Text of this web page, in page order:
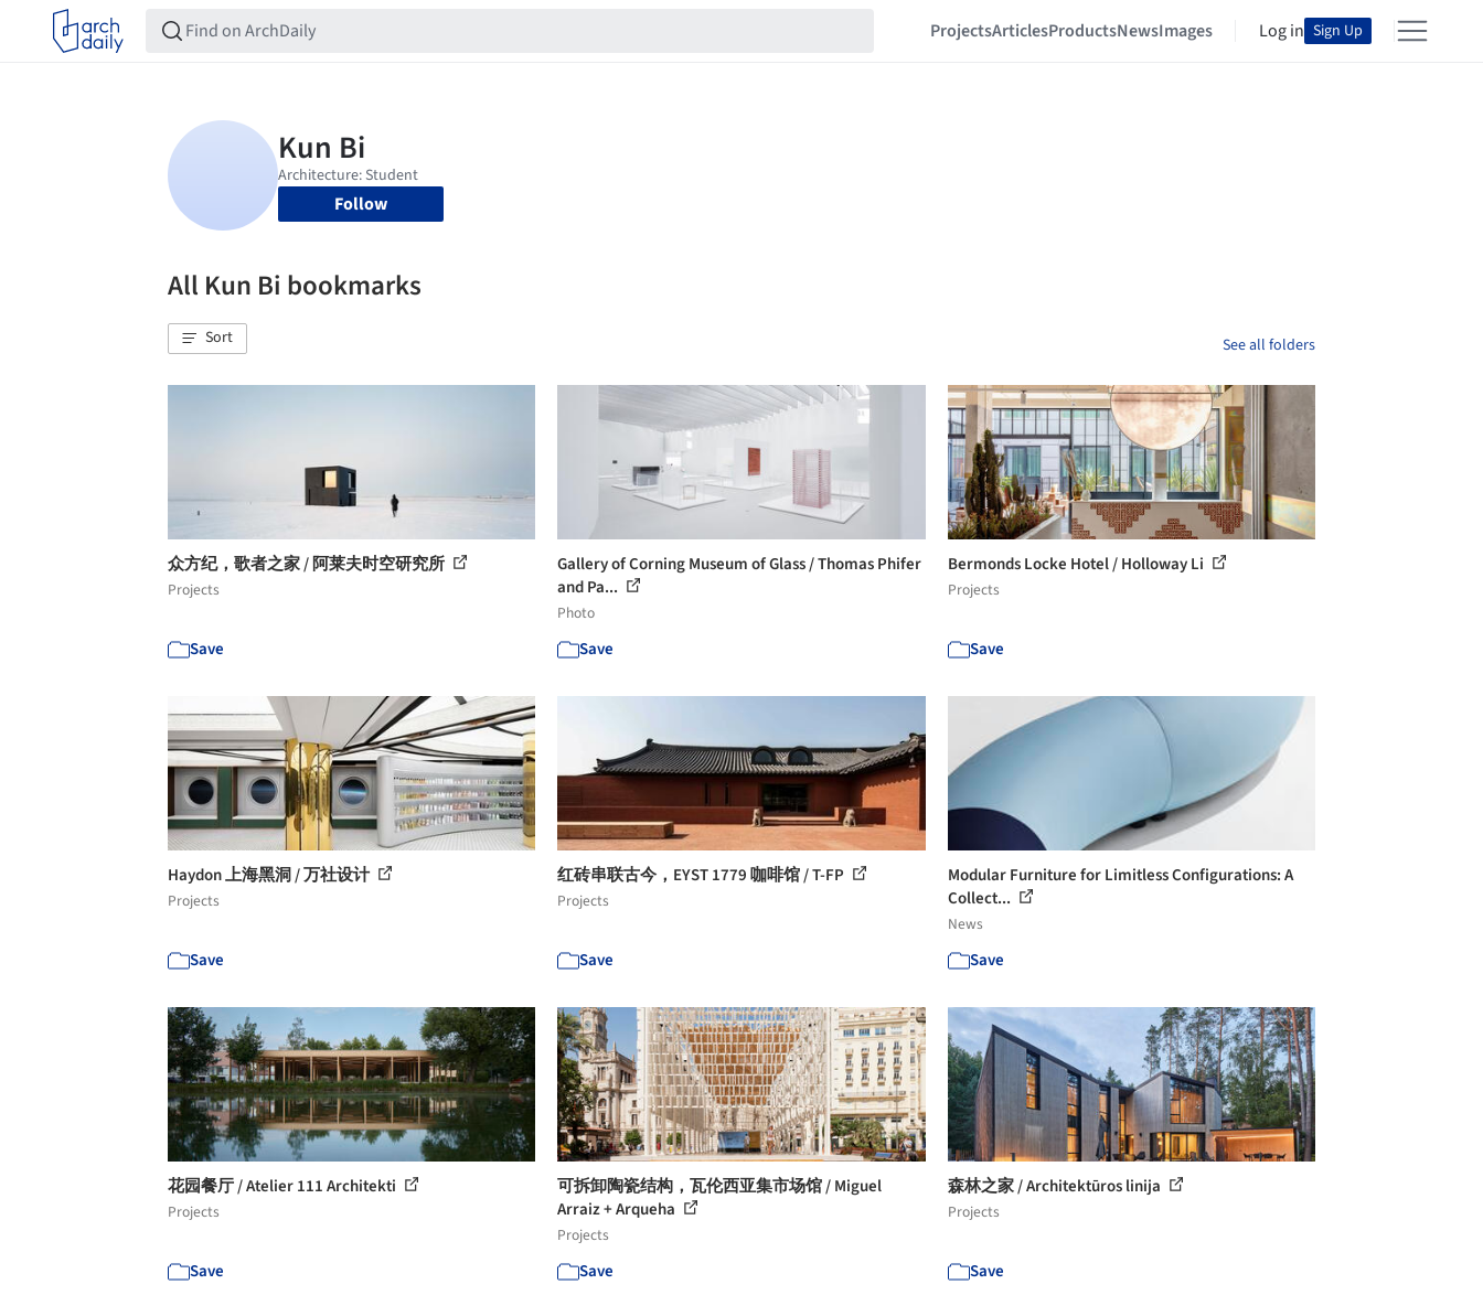
ProjectsArticlesProductsNewsImages Log in Sign Up
Follow
All Kun Bi bookmarks
Sort See all folders
众方纪，歌者之家 / 阿莱夫时空研究所
Projects
Save
Gallery of Corning Museum of Glass / Thomas Phifer
and Pa...
Photo
Save
Bermonds Locke Hotel / Holloway Li
Projects
Save
Haydon 上海黑洞 / 万社设计
Projects
Save
红砖串联古今，EYST 1779 咖啡馆 / T-FP
Projects
Save
Modular Furniture for Limitless Configurations: A
Collect...
News
Save
花园餐厅 / Atelier 111 Architekti
Projects
Save
可拆卸陶瓷结构，瓦伦西亚集市场馆 / Miguel
Arraiz + Arqueha
Projects
Save
森林之家 / Architektūros linija
Projects
Save